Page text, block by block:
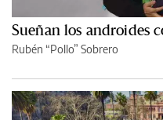
Sueñan los androides
Rubén “Pollo” Sobrero